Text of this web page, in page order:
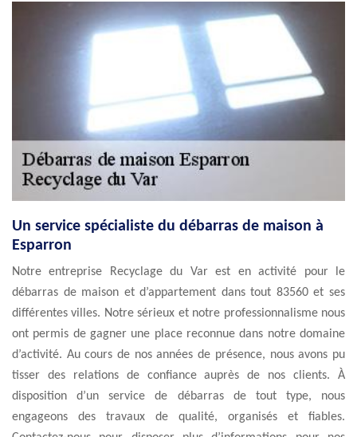
Un service spécialiste du débarras de maison à
Esparron
Notre entreprise Recyclage du Var est en activité pour le
débarras de maison et d’appartement dans tout 83560 et ses
différentes villes. Notre sérieux et notre professionnalisme nous
ont permis de gagner une place reconnue dans notre domaine
d’activité. Au cours de nos années de présence, nous avons pu
tisser des relations de confiance auprès de nos clients. À
disposition d’un service de débarras de tout type, nous
engageons des travaux de qualité, organisés et fiables.